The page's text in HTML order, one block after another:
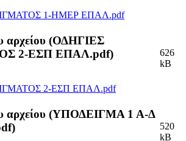
1-ΗΜΕΡ ΕΠΑΛ.pdf
αρχείου (ΟΔΗΓΙΕΣ
2-ΕΣΠ ΕΠΑΛ.pdf)
2-ΕΣΠ ΕΠΑΛ.pdf
626
kB
αρχείου (ΥΠΟΔΕΙΓΜΑ 1 Α-Δ
520
kB